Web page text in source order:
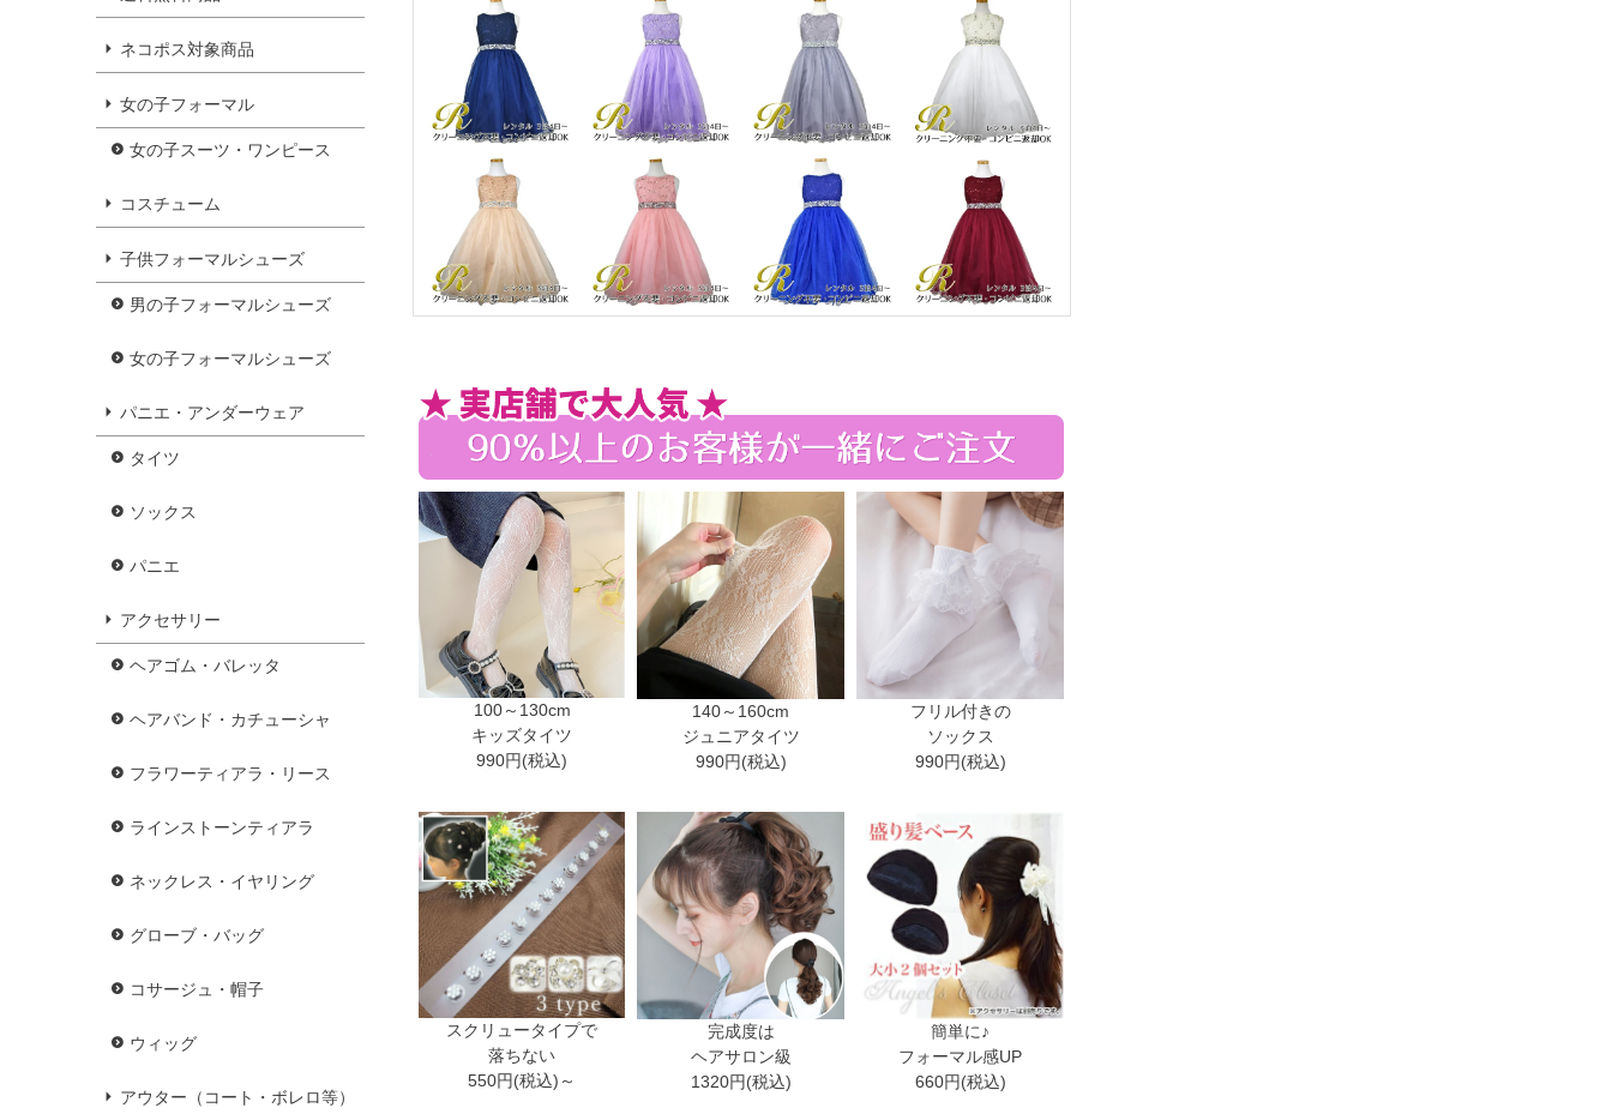
ネコポス対象商品
女の子フォーマル
女の子スーツ・ワンピース
コスチューム
子供フォーマルシューズ
男の子フォーマルシューズ
女の子フォーマルシューズ
パニエ・アンダーウェア
タイツ
ソックス
パニエ
アクセサリー
ヘアゴム・バレッタ
ヘアバンド・カチューシャ
フラワーティアラ・リース
ラインストーンティアラ
ネックレス・イヤリング
グローブ・バッグ
コサージュ・帽子
ウィッグ
アウター（コート・ボレロ等）
100～130cm
キッズタイツ
990円(税込)
140～160cm
ジュニアタイツ
990円(税込)
フリル付きの
ソックス
990円(税込)
スクリュータイプで
落ちない
550円(税込)～
完成度は
ヘアサロン級
1320円(税込)
簡単に♪
フォーマル感UP
660円(税込)